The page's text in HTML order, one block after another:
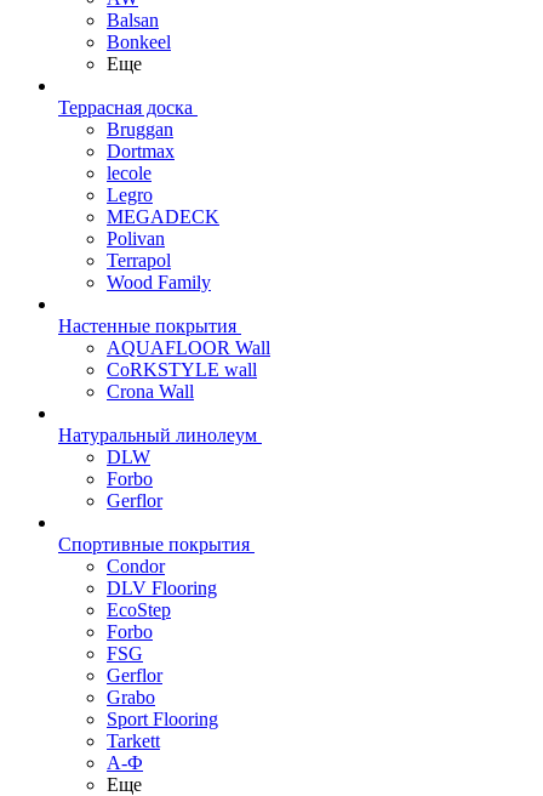
Balsan
Bonkeel
Еще
Террасная доска
Bruggan
Dortmax
lecole
Legro
MEGADECK
Polivan
Terrapol
Wood Family
Настенные покрытия
AQUAFLOOR Wall
CoRKSTYLE wall
Crona Wall
Натуральный линолеум
DLW
Forbo
Gerflor
Спортивные покрытия
Condor
DLV Flooring
EcoStep
Forbo
FSG
Gerflor
Grabo
Sport Flooring
Tarkett
А-Ф
Еще